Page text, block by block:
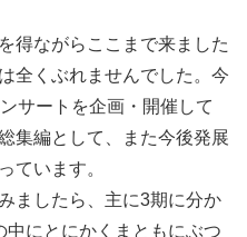
得ながらここまで来ました
全くぶれませんでした。今
サートを企画・開催して
集編として、また今後発展
ています。
ましたら、主に3期に分か
にとにかくまともにぶつ